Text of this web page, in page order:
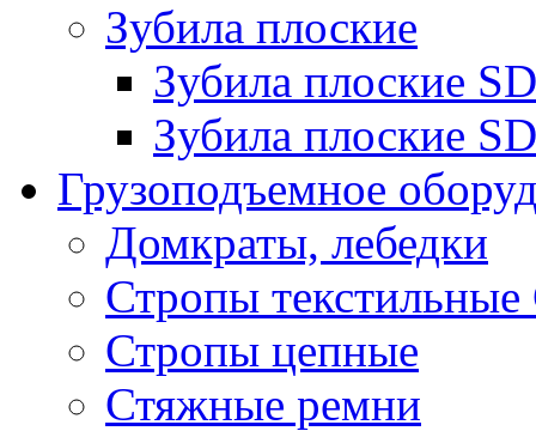
Зубила плоские
Зубила плоские
Зубила плоские
Грузоподъемное
Домкраты, лебедки
Стропы
Стропы цепные
Стяжные ремни